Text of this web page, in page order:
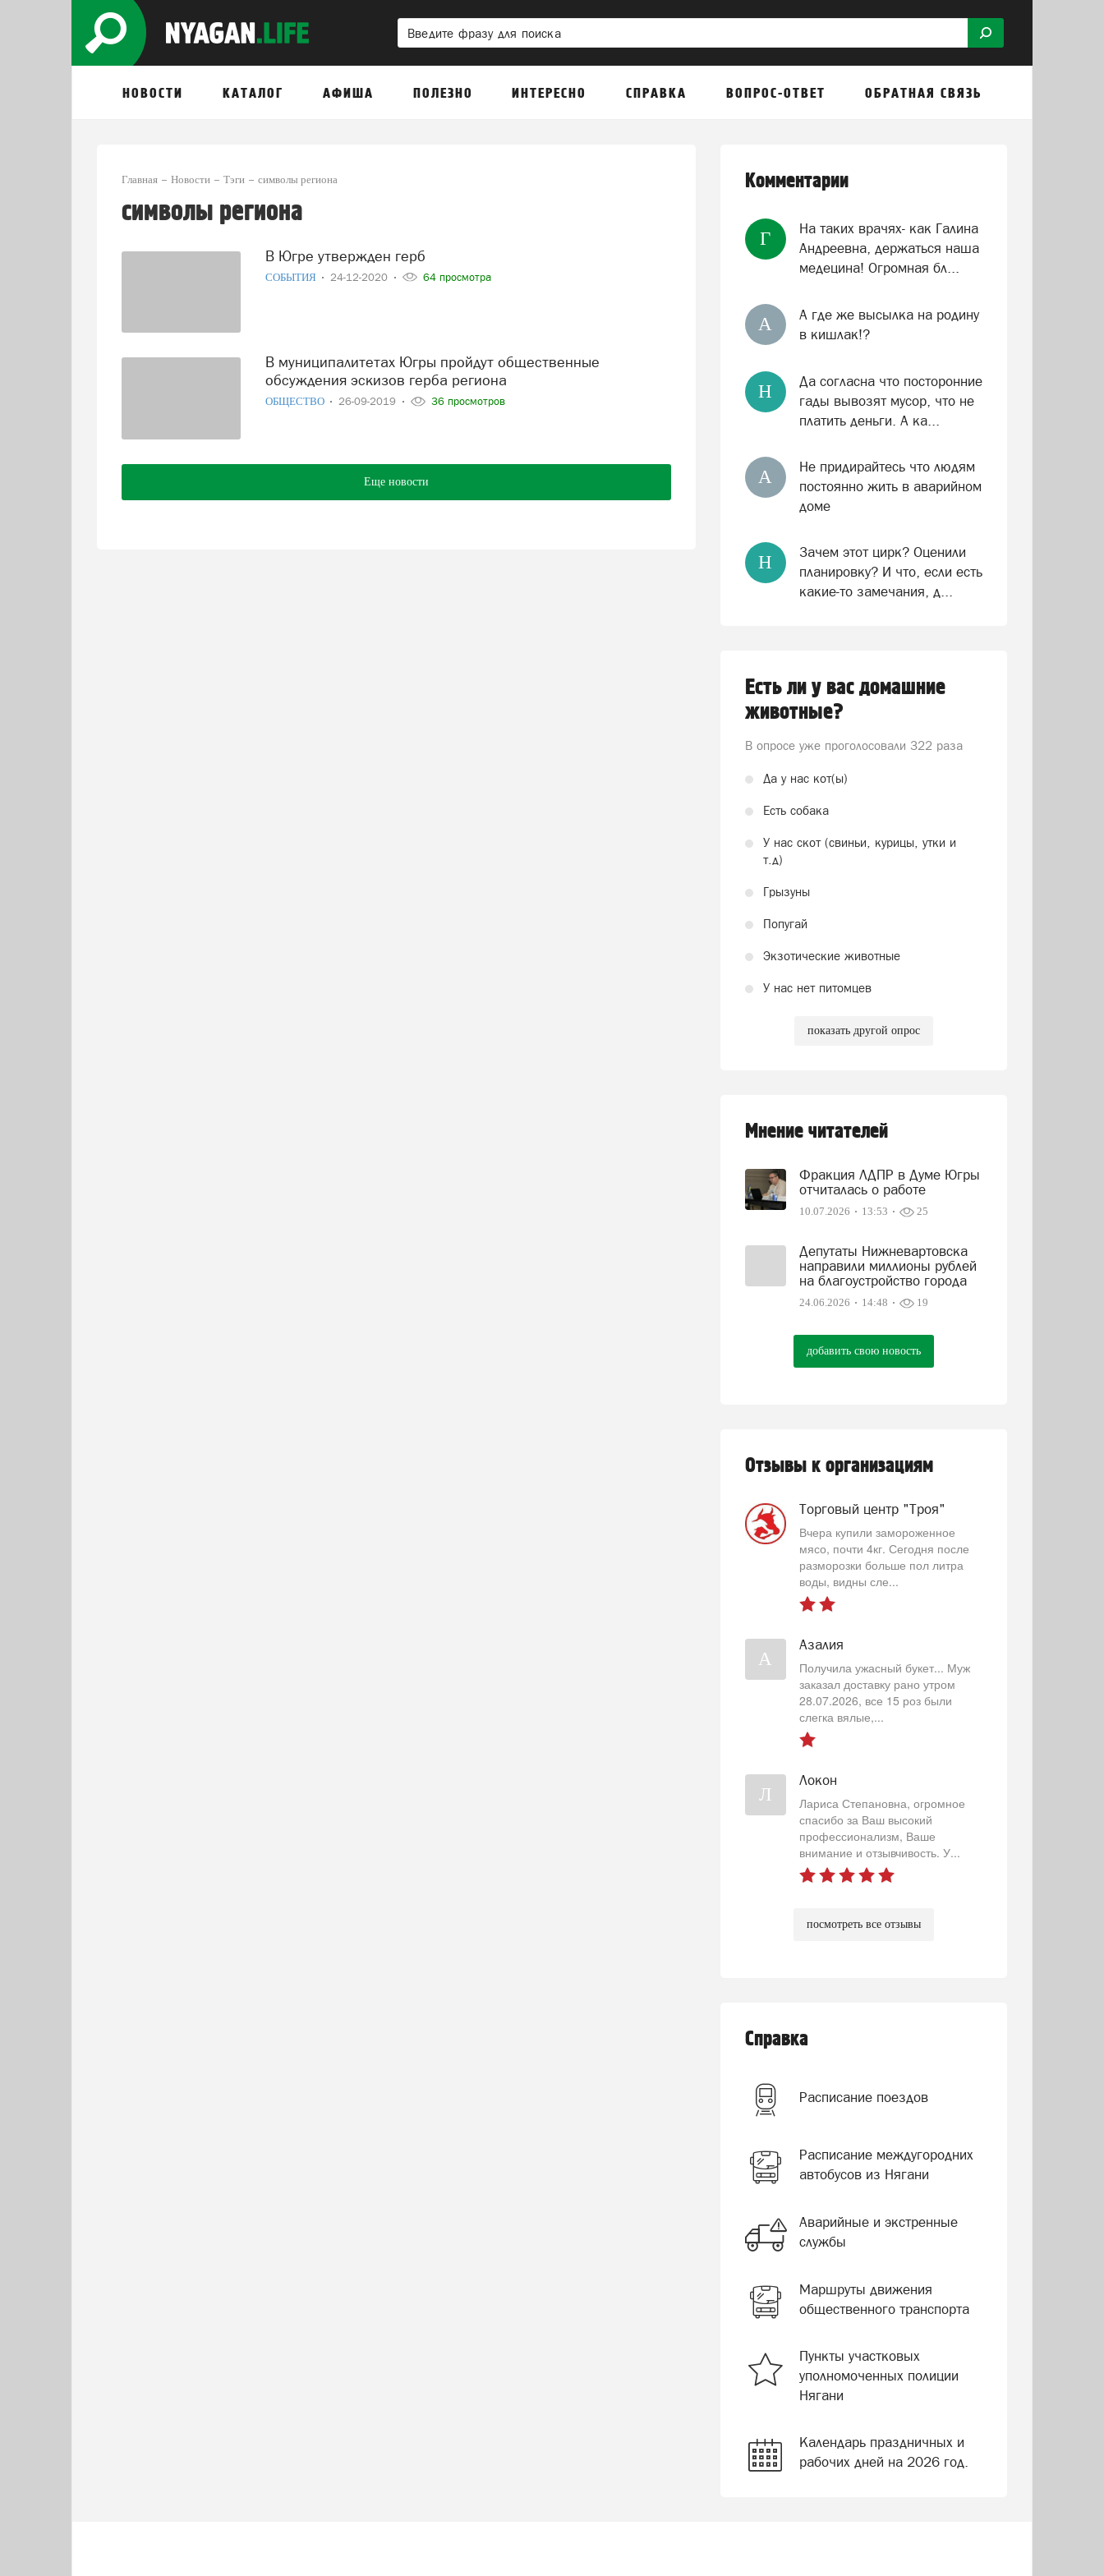
НОВОСТИ КАТАЛОГ АФИША ПОЛЕЗНО ИНТЕРЕСНО СПРАВКА ВОПРОС-ОТВЕТ ОБРАТНАЯ СВЯЗЬ
Главная Новости Тэги символы региона
символы региона
В Югре утвержден герб
СОБЫТИЯ 24-12-2020 64 просмотра
В муниципалитетах Югры пройдут общественные
обсуждения эскизов герба региона
ОБЩЕСТВО 26-09-2019 36 просмотров
Еще новости
Комментарии
Г
На таких врачях- как Галина
Андреевна, держаться наша
медецина! Огромная бл...
А
А где же высылка на родину
в кишлак!?
Н
Да согласна что посторонние
гады вывозят мусор, что не
платить деньги. А ка...
А
Не придирайтесь что людям
постоянно жить в аварийном
доме
Н
Зачем этот цирк? Оценили
планировку? И что, если есть
какие-то замечания, д...
Есть ли у вас домашние
животные?
В опросе уже проголосовали 322 раза
Да у нас кот(ы)
Есть собака
У нас скот (свиньи, курицы, утки и
т.д)
Грызуны
Попугай
Экзотические животные
У нас нет питомцев
показать другой опрос
Мнение читателей
Фракция ЛДПР в Думе Югры
отчиталась о работе
10.07.2026 13:53 25
Депутаты Нижневартовска
направили миллионы рублей
на благоустройство города
24.06.2026 14:48 19
добавить свою новость
Отзывы к организациям
Торговый центр "Троя"
Вчера купили замороженное
мясо, почти 4кг. Сегодня после
разморозки больше пол литра
воды, видны сле...
А
Азалия
Получила ужасный букет... Муж
заказал доставку рано утром
28.07.2026, все 15 роз были
слегка вялые,...
Л
Локон
Лариса Степановна, огромное
спасибо за Ваш высокий
профессионализм, Ваше
внимание и отзывчивость. У...
посмотреть все отзывы
Справка
Расписание поездов
Расписание междугородних
автобусов из Нягани
Аварийные и экстренные
службы
Маршруты движения
общественного транспорта
Пункты участковых
уполномоченных полиции
Нягани
Календарь праздничных и
рабочих дней на 2026 год.